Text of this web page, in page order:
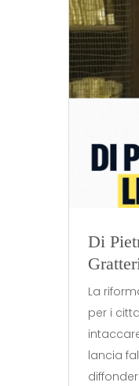
Di
Gratteri
La
per i
lancia